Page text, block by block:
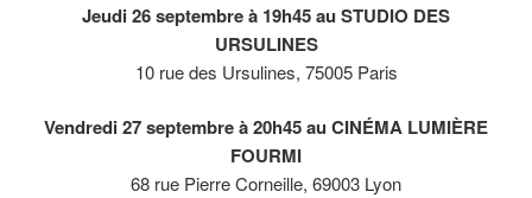
Jeudi 26 septembre à 19h45 au STUDIO DES
URSULINES
10 rue des Ursulines, 75005 Paris
Vendredi 27 septembre à20h45 au CINÉMA LUMIÈRE
FOURMI
68 rue Pierre Corneille, 69003 Lyon